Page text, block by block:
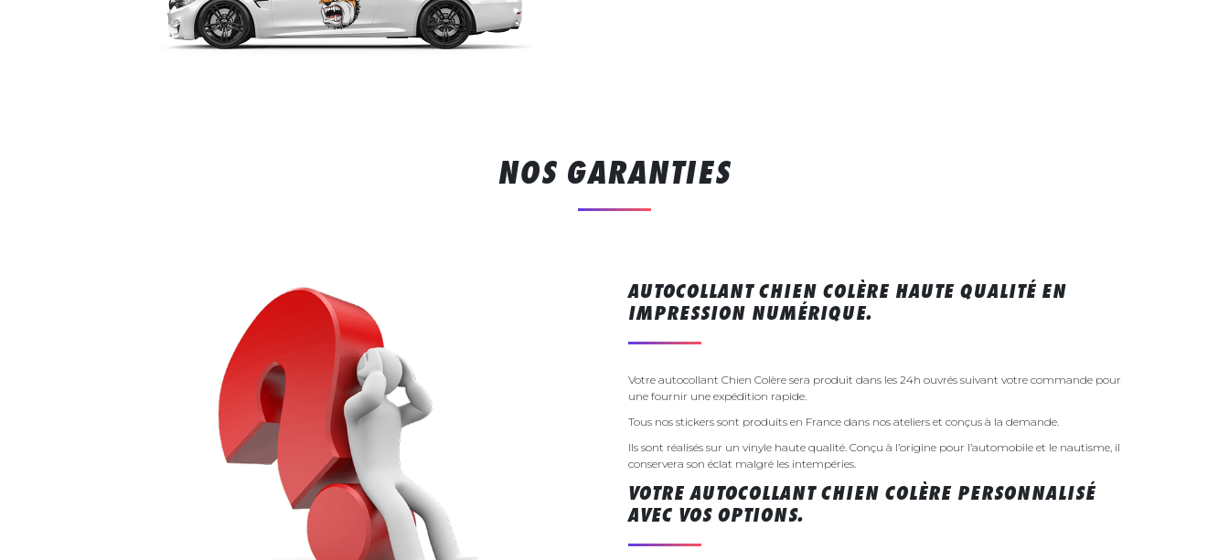
NOS GARANTIES
AUTOCOLLANT CHIEN COLÈRE HAUTE QUALITÉ EN
IMPRESSION NUMÉRIQUE.
Votre autocollant Chien Colère sera produit dans les 24h ouvrés suivant votre commande pour
une fournir une expédition rapide.
Tous nos stickers sont produits en France dans nos ateliers et conçus à la demande.
Ils sont réalisés sur un vinyle haute qualité. Conçu à l’origine pour l’automobile et le nautisme, il
conservera son éclat malgré les intempéries.
VOTRE AUTOCOLLANT CHIEN COLÈRE PERSONNALISÉ
AVEC VOS OPTIONS.